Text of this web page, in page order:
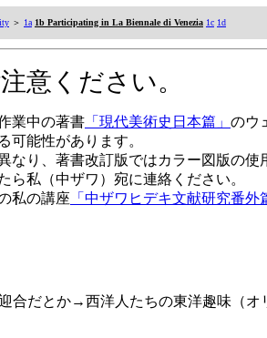
＞ 1a 1b Participating in La Biennale di Venezia 1c 1d
意ください。
業中の著書 「現代美術史日本篇」 のウ
可能性があります。
なり、著書改訂版ではカラー図版の
ら私（中ザワ）宛に連絡ください。
私の講座 「中ザワヒデキ文献研究番外
合だとか→西洋人たちの東洋趣味（オ